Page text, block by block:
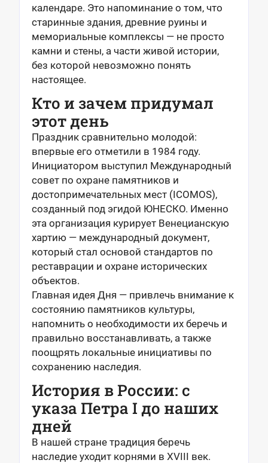
календаре. Это напоминание о том, что
старинные здания, древние руины и
мемориальные комплексы — не просто
камни и стены, а части живой истории,
без которой невозможно понять
настоящее.
Кто и зачем придумал
этот день
Праздник сравнительно молодой:
впервые его отметили в 1984 году.
Инициатором выступил Международный
совет по охране памятников и
достопримечательных мест (ICOMOS),
созданный под эгидой ЮНЕСКО. Именно
эта организация курирует Венецианскую
хартию — международный документ,
который стал основой стандартов по
реставрации и охране исторических
объектов.
Главная идея Дня — привлечь внимание к
состоянию памятников культуры,
напомнить о необходимости их беречь и
правильно восстанавливать, а также
поощрять локальные инициативы по
сохранению наследия.
История в России: с
указа Петра I до наших
дней
В нашей стране традиция беречь
наследие уходит корнями в XVIII век.